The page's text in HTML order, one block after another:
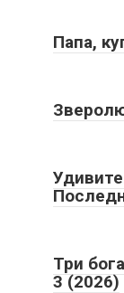
Папа,
Три
3 (2026)